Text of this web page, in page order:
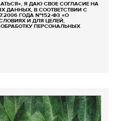
Я ДАЮ СВОЕ СОГЛАСИЕ НА
ДАННЫХ, В СООТВЕТСТВИИ С
ГОДА №152-ФЗ «О
И ДЛЯ ЦЕЛЕЙ,
ПЕРСОНАЛЬНЫХ